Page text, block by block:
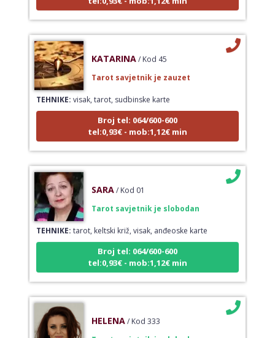
TEHNIKE:visak, tarot, sudbinske karte
Broj tel: 064/600-600
tel:0,93€ - mob:1,12€ min
TEHNIKE:tarot, keltski križ, visak, anđeoske karte
Broj tel: 064/600-600
tel:0,93€ - mob:1,12€ min